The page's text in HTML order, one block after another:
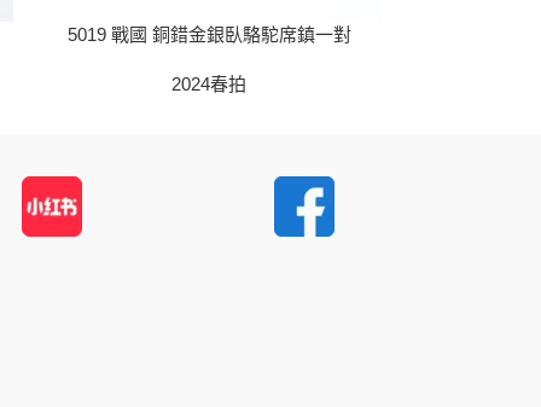
5019 戰國 銅錯金銀臥駱駝席鎮一對
2024春拍